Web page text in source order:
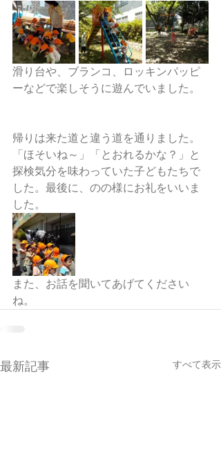
滑り台や、ブランコ、ロッキンパッピ
ーなどで楽しそうに遊んでいました。
帰りは来た道と違う道を通りました。
「ほそいね～」「とおれるかな？」と
探検気分を味わっていた子どもたちで
した。最後に、のの様にお礼をいいま
した。
また、お話を聞いてあげてください
ね。
最新記事 すべて表示